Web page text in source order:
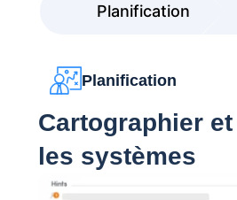
Planification
Planification
Cartographier
les systèmes